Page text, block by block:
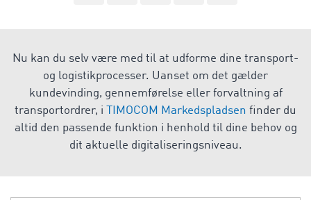
Nu kan du selv være med til at udforme dine transport-
og logistikprocesser. Uanset om det gælder
kundevinding, gennemførelse eller forvaltning af
transportordrer, i
TIMOCOM Markedspladsen finder du
altid den passende funktion i henhold til dine behov og
dit aktuelle digitaliseringsniveau.